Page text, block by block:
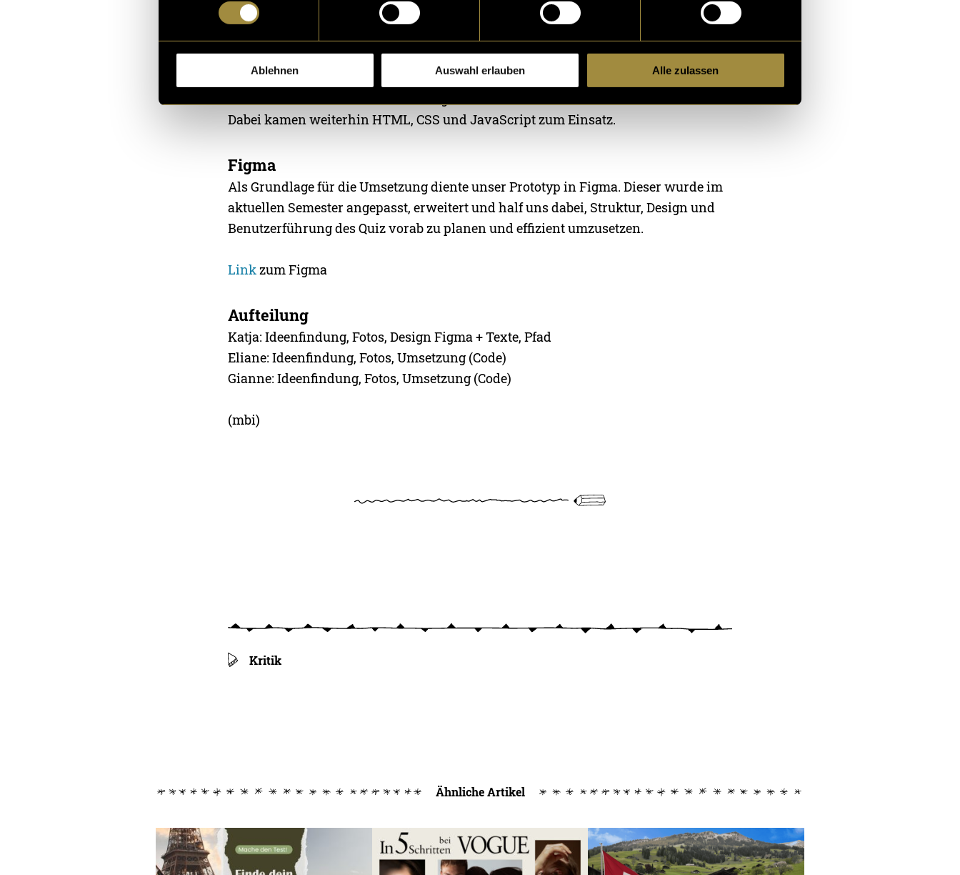
Ablehnen Auswahl erlauben Alle zulassen
sowie einen persönlichen Bezug zu den präsentierten Orten ermöglicht.
Technisches
Die Webseite wurde weiter optimiert und ist nun für Desktop und Mobile umgesetzt.
Dabei kamen weiterhin HTML, CSS und JavaScript zum Einsatz.
Figma
Als Grundlage für die Umsetzung diente unser Prototyp in Figma. Dieser wurde im
aktuellen Semester angepasst, erweitert und half uns dabei, Struktur, Design und
Benutzerführung des Quiz vorab zu planen und effizient umzusetzen.
Linkzum Figma
Aufteilung
Katja: Ideenfindung, Fotos, Design Figma + Texte, Pfad
Eliane: Ideenfindung, Fotos, Umsetzung (Code)
Gianne: Ideenfindung, Fotos, Umsetzung (Code)
(mbi)
Kritik
Ähnliche Artikel